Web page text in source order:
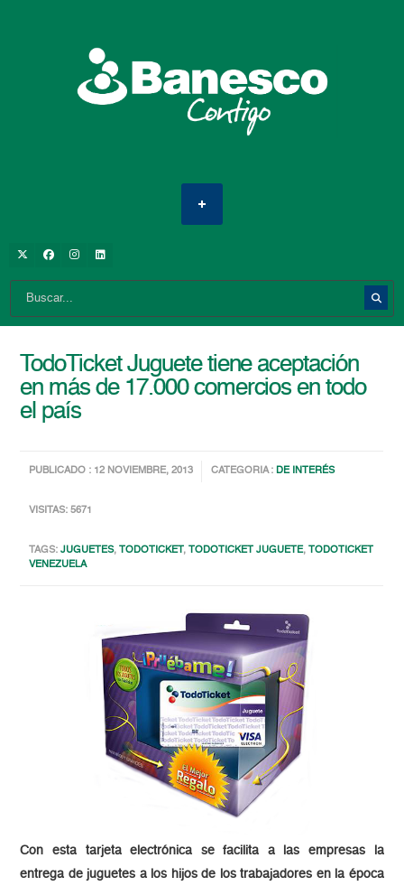
TodoTicket Juguete tiene aceptación
en más de 17.000 comercios en todo
el país
PUBLICADO : 12 NOVIEMBRE, 2013 CATEGORIA :DE INTERÉS
VISITAS: 5671
TAGS:JUGUETES, TODOTICKET, TODOTICKET JUGUETE, TODOTICKET
VENEZUELA
Con esta tarjeta electrónica se facilita a las empresas la
entrega de juguetes a los hijos de los trabajadores en la época